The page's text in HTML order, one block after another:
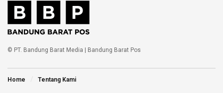
© PT. Bandung Barat Media | Bandung Barat Pos
Home Tentang Kami